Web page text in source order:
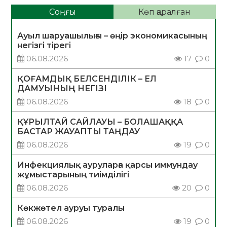
Соңғы Көп қаралған
Ауыл шаруашылығы – өңір экономикасының
негізгі тірегі
06.08.2026
17 0
ҚОҒАМДЫҚ БЕЛСЕНДІЛІК – ЕЛ
ДАМУЫНЫҢ НЕГІЗІ
06.08.2026
18 0
ҚҰРЫЛТАЙ САЙЛАУЫ – БОЛАШАҚҚА
БАСТАР ЖАУАПТЫ ТАҢДАУ
06.08.2026
19 0
Инфекциялық ауруларға қарсы иммундау
жұмыстарының тиімділігі
06.08.2026
20 0
Көкжөтел ауруы туралы
06.08.2026
19 0